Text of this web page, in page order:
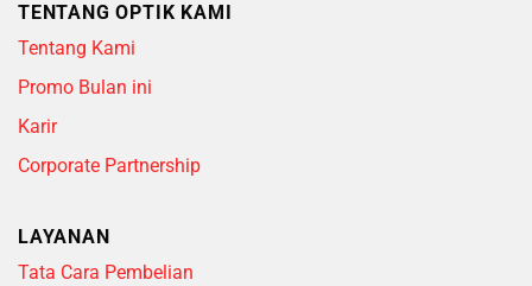
TENTANG OPTIK KAMI
Tentang Kami
Promo Bulan ini
Karir
Corporate Partnership
LAYANAN
Tata Cara Pembelian